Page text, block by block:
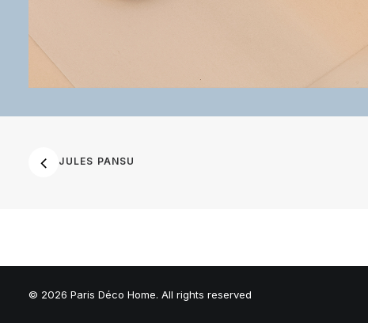
JULES PANSU
© 2026 Paris Déco Home. All rights reserved